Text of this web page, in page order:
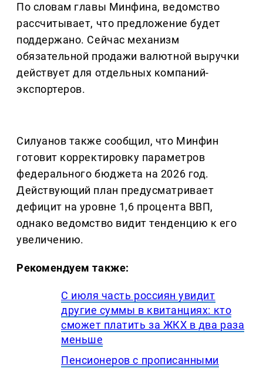
По словам главы Минфина, ведомство
рассчитывает, что предложение будет
поддержано. Сейчас механизм
обязательной продажи валютной выручки
действует для отдельных компаний-
экспортеров.
Силуанов также сообщил, что Минфин
готовит корректировку параметров
федерального бюджета на 2026 год.
Действующий план предусматривает
дефицит на уровне 1,6 процента ВВП,
однако ведомство видит тенденцию к его
увеличению.
Рекомендуем также:
С июля часть россиян увидит
другие суммы в квитанциях: кто
сможет платить за ЖКХ в два раза
меньше
Пенсионеров с прописанными